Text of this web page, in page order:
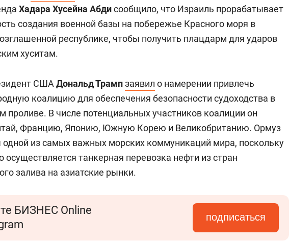
Хадара Хусейна Абдисообщило, что Израиль прорабатывает
создания военной базы на побережье Красного моря в
республике, чтобы получить плацдарм для ударов
хуситам.
США Дональд Трампзаявил о намерении привлечь
коалицию для обеспечения безопасности судоходства в
проливе. В числе потенциальных участников коалиции он
Францию, Японию, Южную Корею и Великобританию. Ормуз
одной из самых важных морских коммуникаций мира, поскольку
осуществляется танкерная перевозка нефти из стран
залива на азиатские рынки.
БИЗНЕС Online
подписаться